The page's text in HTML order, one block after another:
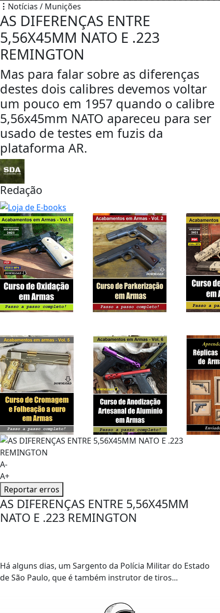
Notícias / Munições
AS DIFERENÇAS ENTRE
5,56X45MM NATO E .223
REMINGTON
Mas para falar sobre as diferenças
destes dois calibres devemos voltar
um pouco em 1957 quando o calibre
5,56x45mm NATO apareceu para ser
usado de testes em fuzis da
plataforma AR.
Redação
A-
A+
Reportar erros
AS DIFERENÇAS ENTRE 5,56X45MM
NATO E .223 REMINGTON
Há alguns dias, um Sargento da Polícia Militar do Estado
de São Paulo, que é também instrutor de tiros...